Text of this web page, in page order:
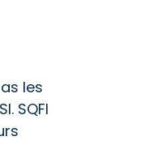
les
SQFI